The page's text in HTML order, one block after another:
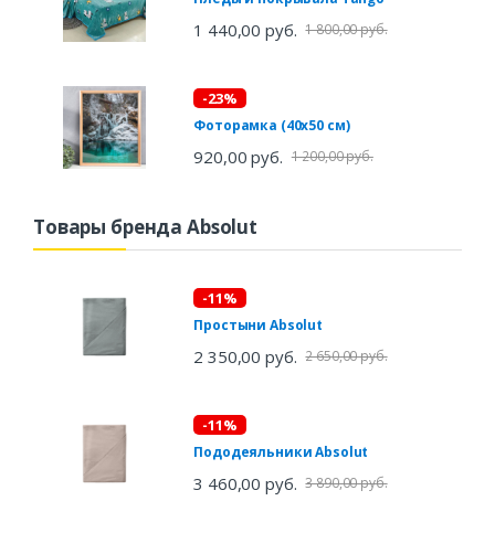
1 440,00 руб. 1 800,00 руб.
-23%
Фоторамка (40х50 см)
920,00 руб. 1 200,00 руб.
Товары бренда Absolut
-11%
Простыни Absolut
2 350,00 руб. 2 650,00 руб.
-11%
Пододеяльники Absolut
3 460,00 руб. 3 890,00 руб.